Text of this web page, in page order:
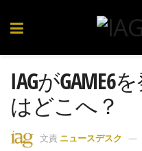
IAGがGAME6
はどこへ？
文責 ニュースデスク